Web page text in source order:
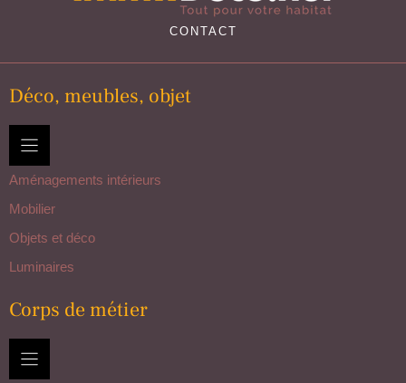
CONTACT
Déco, meubles, objet
Aménagements intérieurs
Mobilier
Objets et déco
Luminaires
Corps de métier